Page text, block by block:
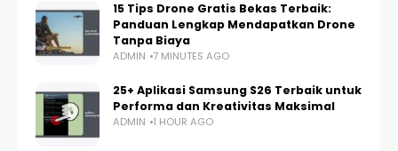
15 Tips Drone Gratis Bekas Terbaik:
Panduan Lengkap Mendapatkan Drone
Tanpa Biaya
ADMIN 7 MINUTES AGO
25+ Aplikasi Samsung S26 Terbaik untuk
Performa dan Kreativitas Maksimal
ADMIN 1 HOUR AGO